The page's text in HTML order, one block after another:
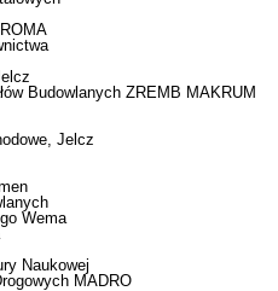
Budowlanych ZREMB MAKRUM
Jelcz
Wema
Naukowej
MADRO